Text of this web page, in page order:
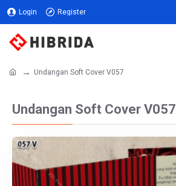
Login Register
Undangan Soft Cover V057
Undangan Soft Cover V057